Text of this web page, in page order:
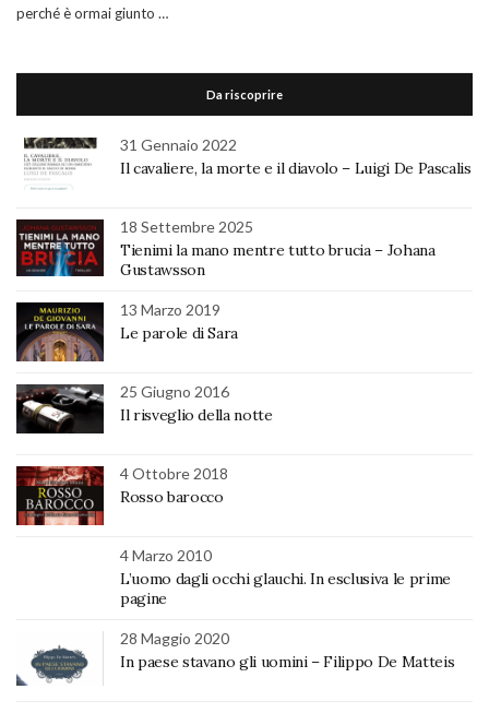
perché è ormai giunto …
Da riscoprire
31 Gennaio 2022
Il cavaliere, la morte e il diavolo – Luigi De Pascalis
18 Settembre 2025
Tienimi la mano mentre tutto brucia – Johana
Gustawsson
13 Marzo 2019
Le parole di Sara
25 Giugno 2016
Il risveglio della notte
4 Ottobre 2018
Rosso barocco
4 Marzo 2010
L’uomo dagli occhi glauchi. In esclusiva le prime
pagine
28 Maggio 2020
In paese stavano gli uomini – Filippo De Matteis